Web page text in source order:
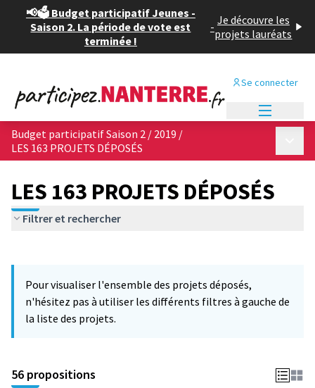
📢🗳️ Budget participatif Jeunes -
Saison 2. La période de vote est
terminée !
- Je découvre les
projets lauréats
Se connecter
Budget participatif Saison 2 / 2019 /
LES 163 PROJETS DÉPOSÉS
LES 163 PROJETS DÉPOSÉS
Filtrer et rechercher
−
Pour visualiser l'ensemble des projets déposés,
n'hésitez pas à utiliser les différents filtres à gauche de
la liste des projets.
56 propositions